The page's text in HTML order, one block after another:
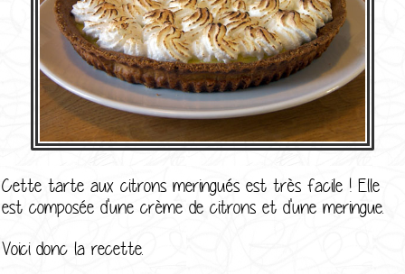
Cette tarte aux citrons meringués est très facile ! Elle
est composée d'une crème de citrons et d'une meringue.
Voici donc la recette.